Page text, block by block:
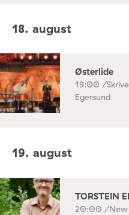
18. august
Østerlide
19:00 /
Egersund
19. august
TORSTEIN
20:00 /